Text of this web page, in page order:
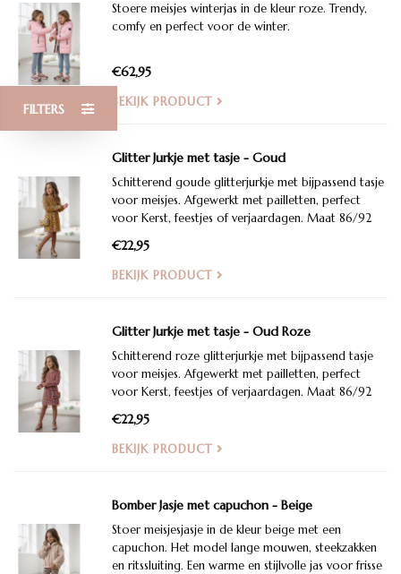
FILTERS
Stoere meisjes winterjas in de kleur roze. Trendy,
comfy en perfect voor de winter.
€62,95
BEKIJK PRODUCT
Glitter Jurkje met tasje - Goud
Schitterend goude glitterjurkje met bijpassend tasje
voor meisjes. Afgewerkt met pailletten, perfect
voor Kerst, feestjes of verjaardagen. Maat 86/92
€22,95
BEKIJK PRODUCT
Glitter Jurkje met tasje - Oud Roze
Schitterend roze glitterjurkje met bijpassend tasje
voor meisjes. Afgewerkt met pailletten, perfect
voor Kerst, feestjes of verjaardagen. Maat 86/92
€22,95
BEKIJK PRODUCT
Bomber Jasje met capuchon - Beige
Stoer meisjesjasje in de kleur beige met een
capuchon. Het model lange mouwen, steekzakken
en ritssluiting. Een warme en stijlvolle jas voor frisse